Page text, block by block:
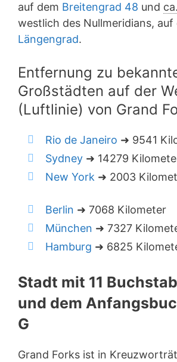
auf dem Breitengrad 48 und ca.
westlich des Nullmeridians, auf
Längengrad.
Entfernung zu
Großstädten auf der
(Luftlinie) von Grand
Rio de Janeiro ➜ 9541
Sydney ➜ 14279
New York ➜ 2003
Berlin ➜ 7068 Kilometer
München ➜ 7327
Hamburg ➜ 6825
Stadt mit 11
und dem
G
Grand Forks ist in